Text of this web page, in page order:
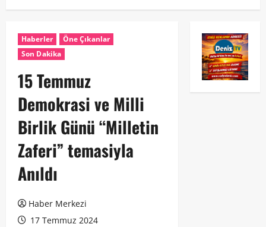
Haberler
Öne Çıkanlar
Son Dakika
15 Temmuz
Demokrasi ve Milli
Birlik Günü “Milletin
Zaferi” temasiyla
Anıldı
Haber Merkezi
17 Temmuz 2024